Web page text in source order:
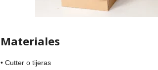
Materiales
• Cutter o tijeras